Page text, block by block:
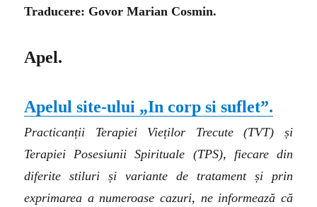
Traducere: Govor Marian Cosmin.
Apel.
Apelul site-ului „In corp si suflet”.
Practicanții Terapiei Vieților Trecute (TVT) și
Terapiei Posesiunii Spirituale (TPS), fiecare din
diferite stiluri și variante de tratament și prin
exprimarea a numeroase cazuri, ne informează că